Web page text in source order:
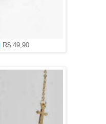
R$ 49,90